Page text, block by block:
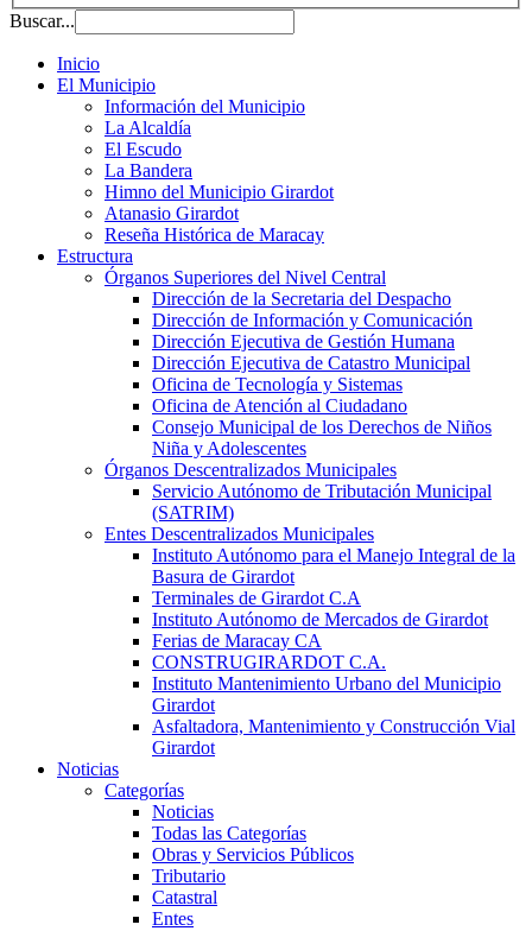
Buscar...
Inicio
El Municipio
Información del Municipio
La Alcaldía
El Escudo
La Bandera
Himno del Municipio Girardot
Atanasio Girardot
Reseña Histórica de Maracay
Estructura
Órganos Superiores del Nivel Central
Dirección de la Secretaria del Despacho
Dirección de Información y Comunicación
Dirección Ejecutiva de Gestión Humana
Dirección Ejecutiva de Catastro Municipal
Oficina de Tecnología y Sistemas
Oficina de Atención al Ciudadano
Consejo Municipal de los Derechos de Niños
Niña y Adolescentes
Órganos Descentralizados Municipales
Servicio Autónomo de Tributación Municipal
(SATRIM)
Entes Descentralizados Municipales
Instituto Autónomo para el Manejo Integral de la
Basura de Girardot
Terminales de Girardot C.A
Instituto Autónomo de Mercados de Girardot
Ferias de Maracay CA
CONSTRUGIRARDOT C.A.
Instituto Mantenimiento Urbano del Municipio
Girardot
Asfaltadora, Mantenimiento y Construcción Vial
Girardot
Noticias
Categorías
Noticias
Todas las Categorías
Obras y Servicios Públicos
Tributario
Catastral
Entes